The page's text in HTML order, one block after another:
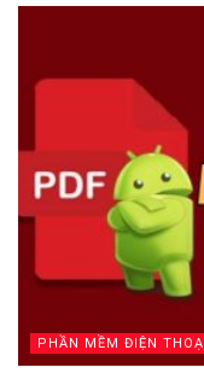
PHẦN MỀM ĐIỆN THOẠI